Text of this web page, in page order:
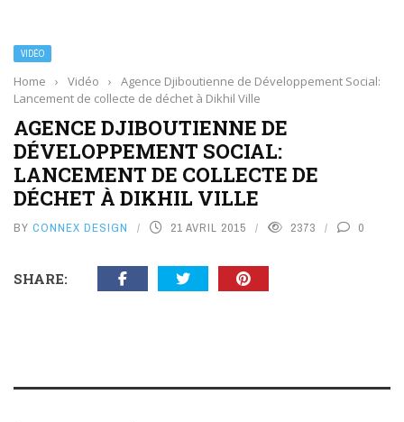
VIDÉO
Home › Vidéo ›
Agence Djiboutienne de Développement Social:
Lancement de collecte de déchet à Dikhil Ville
AGENCE DJIBOUTIENNE DE
DÉVELOPPEMENT SOCIAL:
LANCEMENT DE COLLECTE DE
DÉCHET À DIKHIL VILLE
BY CONNEX DESIGN 21 AVRIL 2015 2373 0
SHARE: